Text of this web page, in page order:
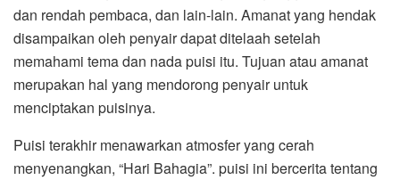
dan rendah pembaca, dan lain-lain. Amanat yang hendak
disampaikan oleh penyair dapat ditelaah setelah
memahami tema dan nada puisi itu. Tujuan atau amanat
merupakan hal yang mendorong penyair untuk
menciptakan puisinya.
Puisi terakhir menawarkan atmosfer yang cerah
menyenangkan, “Hari Bahagia”. puisi ini bercerita tentang